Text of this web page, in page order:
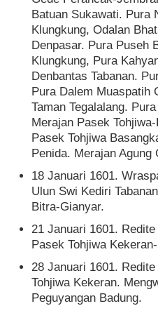
Batuan Sukawati. Pura
Klungkung, Odalan
Denpasar. Pura Puseh
Klungkung, Pura
Denbantas Tabanan.
Pura Dalem Muaspatih
Taman Tegalalang.
Merajan Pasek
Pasek Tohjiwa
Penida. Merajan
18 Januari 1601.
Ulun Swi Kediri
Bitra-Gianyar.
21 Januari 1601.
Pasek Tohjiwa
28 Januari 1601.
Tohjiwa Kekeran.
Peguyangan Badung.